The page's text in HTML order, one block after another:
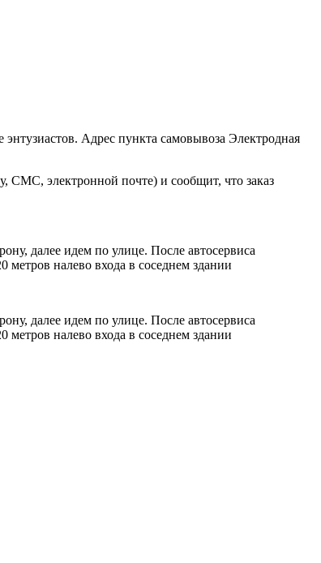
Адрес пункта самовывоза Электродная
СМС, электронной почте) и сообщит, что заказ
далее идем по улице. После автосервиса
налево входа в соседнем здании
далее идем по улице. После автосервиса
налево входа в соседнем здании